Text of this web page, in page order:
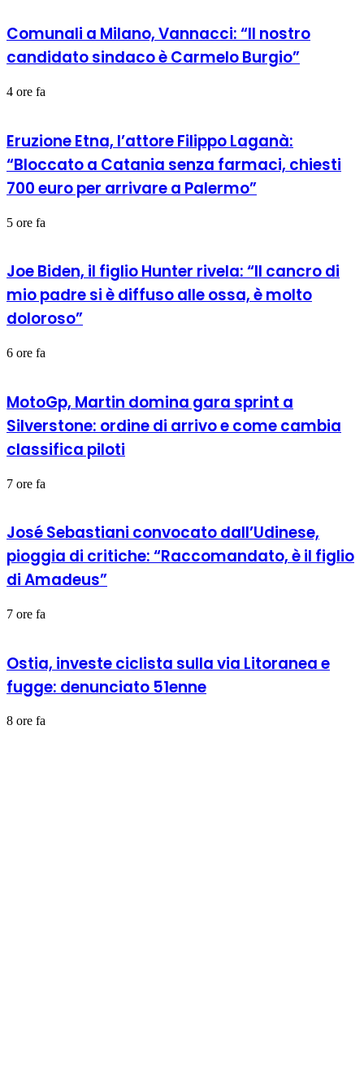
Comunali a Milano, Vannacci: “Il nostro
candidato sindaco è Carmelo Burgio”
4 ore fa
Eruzione Etna, l’attore Filippo Laganà:
“Bloccato a Catania senza farmaci, chiesti
700 euro per arrivare a Palermo”
5 ore fa
Joe Biden, il figlio Hunter rivela: “Il cancro di
mio padre si è diffuso alle ossa, è molto
doloroso”
6 ore fa
MotoGp, Martin domina gara sprint a
Silverstone: ordine di arrivo e come cambia
classifica piloti
7 ore fa
José Sebastiani convocato dall’Udinese,
pioggia di critiche: “Raccomandato, è il figlio
di Amadeus”
7 ore fa
Ostia, investe ciclista sulla via Litoranea e
fugge: denunciato 51enne
8 ore fa